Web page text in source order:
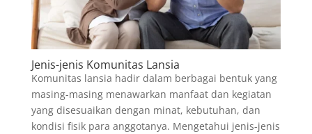
Jenis-jenis Komunitas Lansia
Komunitas lansia hadir dalam berbagai bentuk yang
masing-masing menawarkan manfaat dan kegiatan
yang disesuaikan dengan minat, kebutuhan, dan
kondisi fisik para anggotanya. Mengetahui jenis-jenis